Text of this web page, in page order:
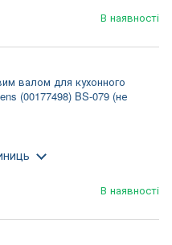
В наявності
валом для кухонного
(00177498) BS-079 (не
В наявності